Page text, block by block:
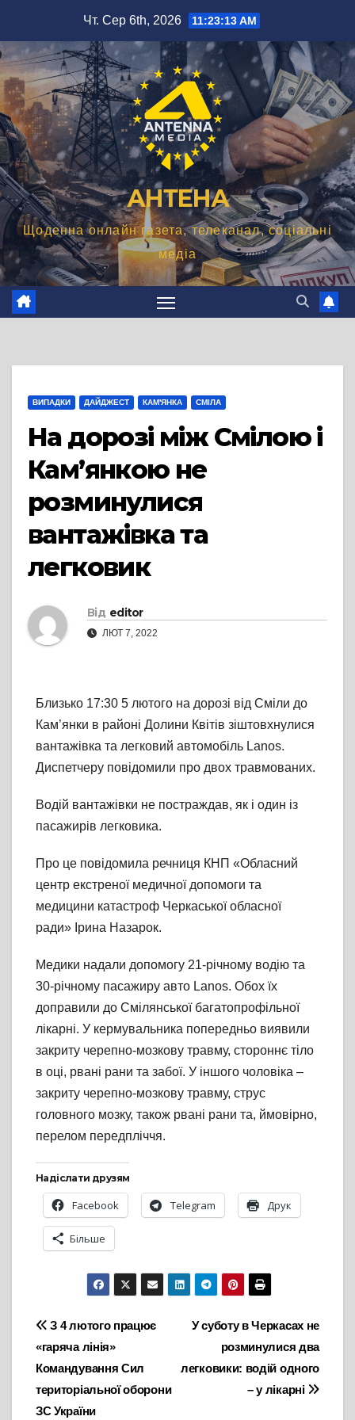
вмісту
Чт. Сер 6th, 2026 11:23:14 AM
АНТЕНА
Щоденна онлайн газета, телеканал, соціальні
медіа
ВИПАДКИ ДАЙДЖЕСТ КАМ'ЯНКА СМІЛА
На дорозі між Смілою і
Кам’янкою не
розминулися
вантажівка та
легковик
Від editor
ЛЮТ 7, 2022
Близько 17:30 5 лютого на дорозі від Сміли до
Кам’янки в районі Долини Квітів зіштовхнулися
вантажівка та легковий автомобіль Lanos.
Диспетчеру повідомили про двох травмованих.
Водій вантажівки не постраждав, як і один із
пасажирів легковика.
Про це повідомила речниця КНП «Обласний
центр екстреної медичної допомоги та
медицини катастроф Черкаської обласної
ради» Ірина Назарок.
Медики надали допомогу 21-річному водію та
30-річному пасажиру авто Lanos. Обох їх
доправили до Смілянської багатопрофільної
лікарні. У кермувальника попередньо виявили
закриту черепно-мозкову травму, стороннє тіло
в оці, рвані рани та забої. У іншого чоловіка –
закриту черепно-мозкову травму, струс
головного мозку, також рвані рани та, ймовірно,
перелом передпліччя.
Надіслати друзям
Facebook Telegram Друк
Більше
Навігація
записів
У суботу в Черкасах не
розминулися два
легковики: водій одного
– у лікарні
З 4 лютого працює
«гаряча лінія»
Командування Сил
територіальної оборони
ЗС України